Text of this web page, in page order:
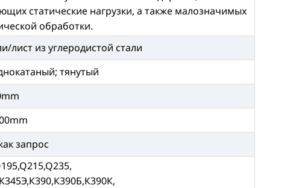
статические нагрузки, а также малозначимых
обработки.
лист из углеродистой стали
тянутый
запрос